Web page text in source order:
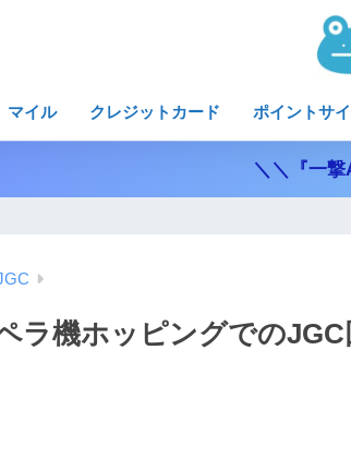
マイル クレジットカード ポイントサ
＼＼『一
ラ機ホッピングでのJGC